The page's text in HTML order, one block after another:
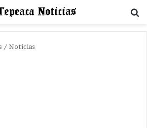
/ Noticias